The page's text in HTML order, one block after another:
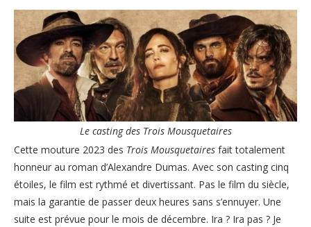
Le casting des Trois Mousquetaires
Cette mouture 2023 des Trois Mousquetaires fait totalement
honneur au roman d’Alexandre Dumas. Avec son casting cinq
étoiles, le film est rythmé et divertissant. Pas le film du siècle,
mais la garantie de passer deux heures sans s’ennuyer. Une
suite est prévue pour le mois de décembre. Ira ? Ira pas ? Je